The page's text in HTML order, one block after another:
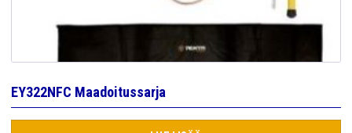
EY322NFC Maadoitussarja